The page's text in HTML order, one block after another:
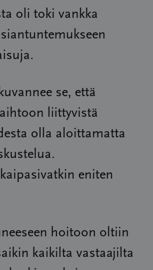
oli toki vankka
se, että
liittyvistä
olla aloittamatta
eniten
hoitoon oltiin
kaikilta vastaajilta